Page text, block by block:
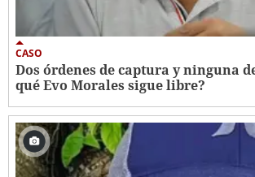
CASO
Dos órdenes de captura y ninguna
qué Evo Morales sigue libre?